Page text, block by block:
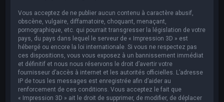
Vous acceptez de ne publier aucun contenu à caractère abusif,
obscène, vulgaire, diffamatoire, choquant, menaçant,
pornographique, etc. qui pourrait transgresser la législation de votre
pays, du pays dans lequel le serveur de « Impression 3D » est
hébergé ou encore la loi internationale. Si vous ne respectez pas
ces dispositions, vous vous exposez à un bannissement immédiat
et définitif et nous nous réservons le droit d’avertir votre
fournisseur d’accès à internet et les autorités officielles. L’adresse
IP de tous les messages est enregistrée afin d’aider au
renforcement de ces conditions. Vous acceptez le fait que
« Impression 3D » ait le droit de supprimer, de modifier, de déplacer